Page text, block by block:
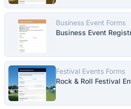
Business Event Forms
Business Event
Festival Events Forms
Rock & Roll Festival